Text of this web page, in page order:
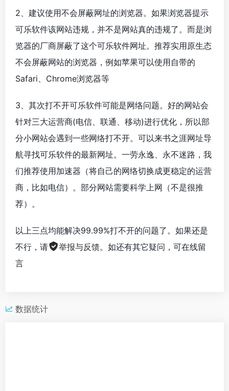
2、建议使用不会屏蔽网址的浏览器。如果浏览器提示
可乐软件该网站违规，并不是网站真的违规了。而是浏
览器的厂商屏蔽了这个可乐软件网址。推荐实用原生态
不会屏蔽网站的浏览器，例如苹果可以使用自带的
Safari、Chrome浏览器等
3、其次打不开可乐软件可能是网络问题。好的网站会
针对三大运营商(电信、联通、移动)进行优化，所以部
分小网站会遇到一些网络打不开。可以来书之涯网址导
航寻找可乐软件的最新网址。一劳永逸、永不迷路，我
们推荐使用加速器（将自己的网络切换成更稳定的运营
商，比如电信）。部分网站需要科学上网（不是很推
荐）。
以上三点均能解决99.99%打不开的问题了。如果还是
不行，请
举报与反馈。如还有其它疑问，可在线留
言
数据统计